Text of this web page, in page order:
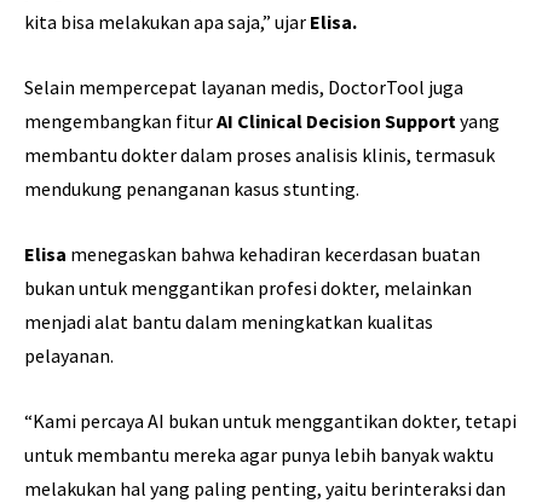
kita bisa melakukan apa saja,” ujar Elisa.
Selain mempercepat layanan medis, DoctorTool juga
mengembangkan fiturAI Clinical Decision Supportyang
membantu dokter dalam proses analisis klinis, termasuk
mendukung penanganan kasus stunting.
Elisa menegaskan bahwa kehadiran kecerdasan buatan
bukan untuk menggantikan profesi dokter, melainkan
menjadi alat bantu dalam meningkatkan kualitas
pelayanan.
“Kami percaya AI bukan untuk menggantikan dokter, tetapi
untuk membantu mereka agar punya lebih banyak waktu
melakukan hal yang paling penting, yaitu berinteraksi dan